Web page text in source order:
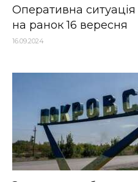
Оперативна ситуація
на ранок 16 вересня
16.09.2024